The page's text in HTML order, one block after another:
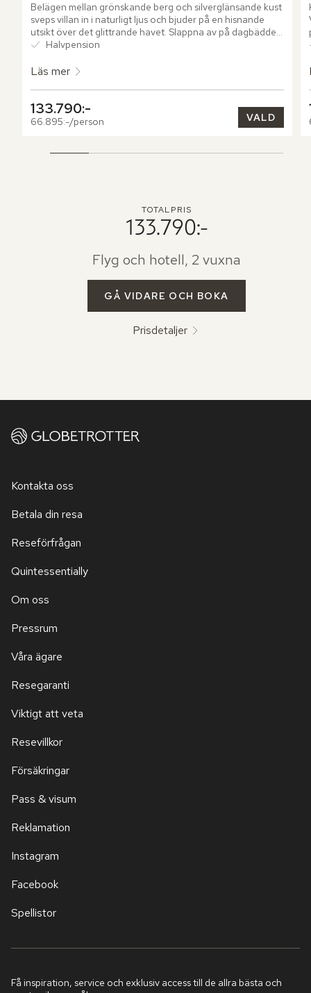
Belägen mellan grönskande berg och silverglänsande kust
sveps villan in i naturligt ljus och bjuder på en hisnande
utsikt över det glittrande havet. Slappna av på dagbädden
på uteplatsen eller låt dig omfamnas av stillheten i din
Halvpension
Läs mer
133.790:-
66.895:-/person VALD
TOTALPRIS
133.790:-
Flyg och hotell, 2 vuxna
GÅ VIDARE OCH BOKA
Prisdetaljer
Kontakta oss
Betala din resa
Reseförfrågan
Quintessentially
Om oss
Pressrum
Våra ägare
Resegaranti
Viktigt att veta
Resevillkor
Försäkringar
Pass & visum
Reklamation
Instagram
Facebook
Spellistor
Få inspiration, service och exklusiv access till de allra bästa och